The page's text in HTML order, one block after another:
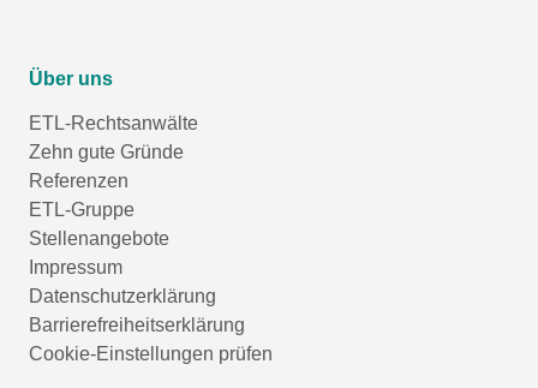
Über uns
ETL-Rechtsanwälte
Zehn gute Gründe
Referenzen
ETL-Gruppe
Stellenangebote
Impressum
Datenschutzerklärung
Barrierefreiheitserklärung
Cookie-Einstellungen prüfen